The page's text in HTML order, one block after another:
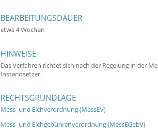
BEARBEITUNGSDAUER
etwa 4 Wochen
HINWEISE
Das Verfahren richtet sich nach der Regelung in der
Instandsetzer.
RECHTSGRUNDLAGE
Mess- und Eichverordnung (MessEV)
Mess- und Eichgebührenverordnung (MessEGebV)